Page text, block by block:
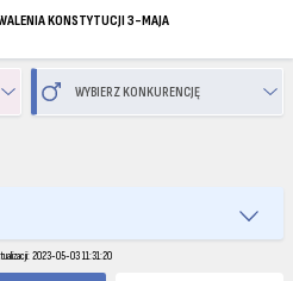
KONSTYTUCJI 3-MAJA
2023-05-03 11:31:20